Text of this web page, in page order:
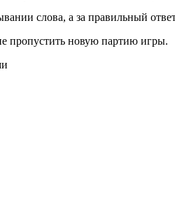
слова, а за правильный
пропустить новую партию игры.